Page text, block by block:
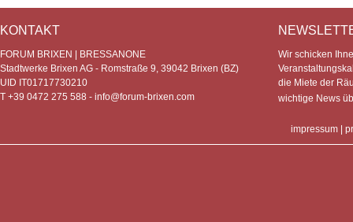
KONTAKT
FORUM BRIXEN | BRESSANONE
Stadtwerke Brixen AG - Romstraße 9, 39042 Brixen (BZ)
UID IT01717730210
T +39 0472 275 588 - info@forum-brixen.com
Wir schicken
die Miete der
wichtige News
impressum